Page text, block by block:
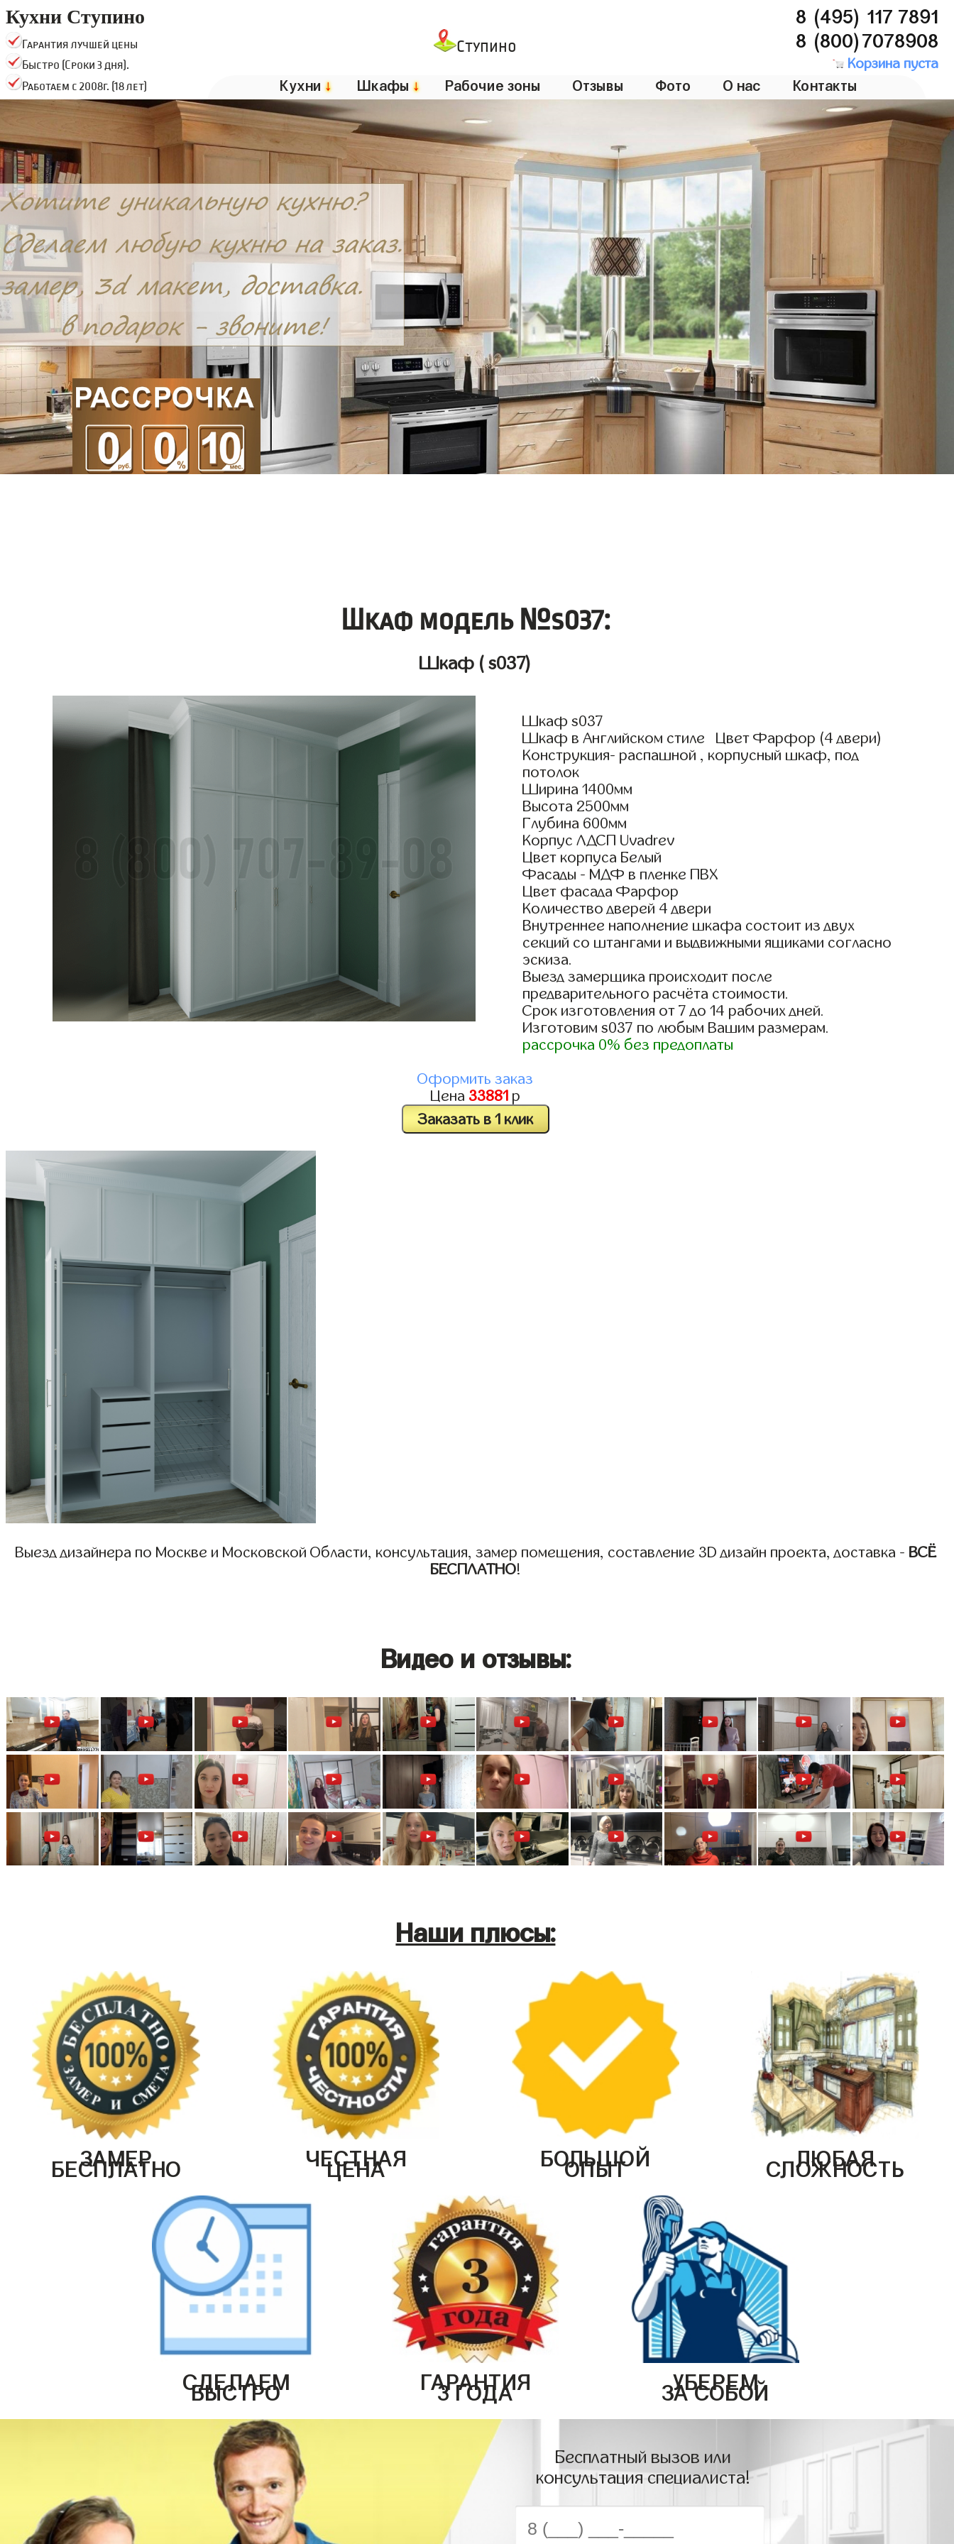
Кухни Ступино
Гарантия лучшей цены
Быстро (Сроки 3 дня).
Работаем с 2008г. (18 лет)
Ступино
8 (495) 117 7891
8 (800)7078908
Корзина пуста
Кухни↓ Шкафы↓ Рабочие зоны Отзывы Фото О нас Контакты
Шкаф модель №s037:
Шкаф ( s037)
Шкаф s037
Шкаф в Английском стиле Цвет Фарфор (4 двери)
Конструкция- распашной , корпусный шкаф, под
потолок
Ширина 1400мм
Высота 2500мм
Глубина 600мм
Корпус ЛДСП Uvadrev
Цвет корпуса Белый
Фасады - МДФ в пленке ПВХ
Цвет фасада Фарфор
Количество дверей 4 двери
Внутреннее наполнение шкафа состоит из двух
секций со штангами и выдвижными ящиками согласно
эскиза.
Выезд замерщика происходит после
предварительного расчёта стоимости.
Срок изготовления от 7 до 14 рабочих дней.
Изготовим s037 по любым Вашим размерам.
рассрочка 0% без предоплаты
Оформить заказ
Цена 33881 р
Заказать в 1 клик
Выезд дизайнера по Москве и Московской Области, консультация, замер помещения, составление 3D дизайн проекта, доставка - ВСЁ
БЕСПЛАТНО!
Видео и отзывы:
Наши плюсы:
ЗАМЕР
БЕСПЛАТНО ЧЕСТНАЯ
ЦЕНА БОЛЬШОЙ
ОПЫТ ЛЮБАЯ
СЛОЖНОСТЬ
СДЕЛАЕМ
БЫСТРО ГАРАНТИЯ
3 ГОДА УБЕРЕМ
ЗА СОБОЙ
Бесплатный вызов или
консультация специалиста!